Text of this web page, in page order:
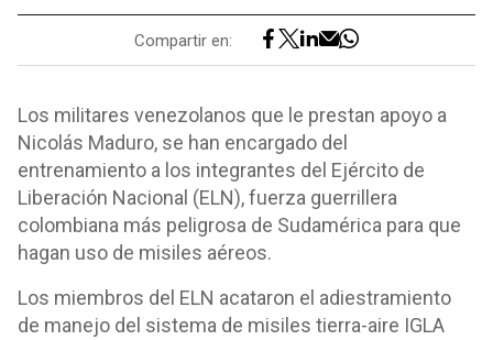
Compartir en:
Los militares venezolanos que le prestan apoyo a
Nicolás Maduro, se han encargado del
entrenamiento a los integrantes del Ejército de
Liberación Nacional (ELN), fuerza guerrillera
colombiana más peligrosa de Sudamérica para que
hagan uso de misiles aéreos.
Los miembros del ELN acataron el adiestramiento
de manejo del sistema de misiles tierra-aire IGLA